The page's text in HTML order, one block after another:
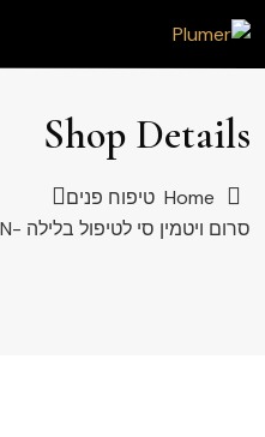
Shop Details
Home טיפוח פנים
סרום ויטמין סי לטיפול בלילה -SARA LUZON